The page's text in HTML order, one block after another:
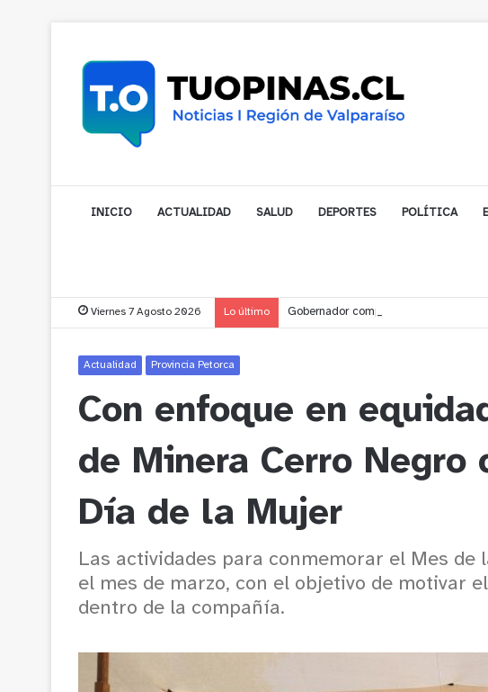
INICIO ACTUALIDAD SALUD DEPORTES POLÍTICA
Viernes 7 Agosto 2026 Lo último Gobernador compromete
Actualidad Provincia Petorca
Con enfoque en
de Minera Cerro Negro
Día de la Mujer
Las actividades para conmemorar el Mes
el mes de marzo, con el objetivo de motivar
dentro de la compañía.